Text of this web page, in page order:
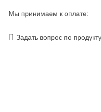
Мы принимаем к оплате:
Задать вопрос по продукту